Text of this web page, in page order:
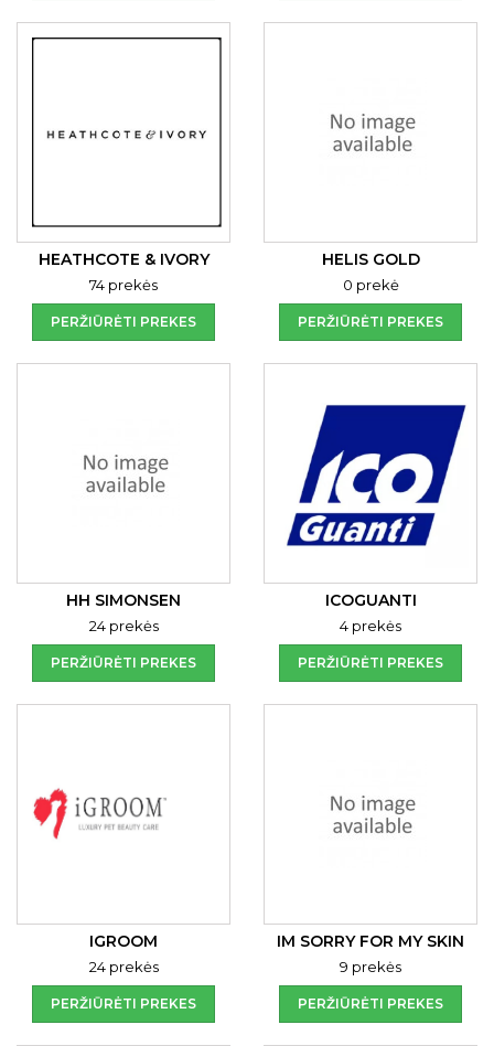
HEATHCOTE & IVORY
74 prekės
PERŽIŪRĖTI PREKES
HELIS GOLD
0 prekė
PERŽIŪRĖTI PREKES
HH SIMONSEN
24 prekės
PERŽIŪRĖTI PREKES
ICOGUANTI
4 prekės
PERŽIŪRĖTI PREKES
IGROOM
24 prekės
PERŽIŪRĖTI PREKES
IM SORRY FOR MY SKIN
9 prekės
PERŽIŪRĖTI PREKES